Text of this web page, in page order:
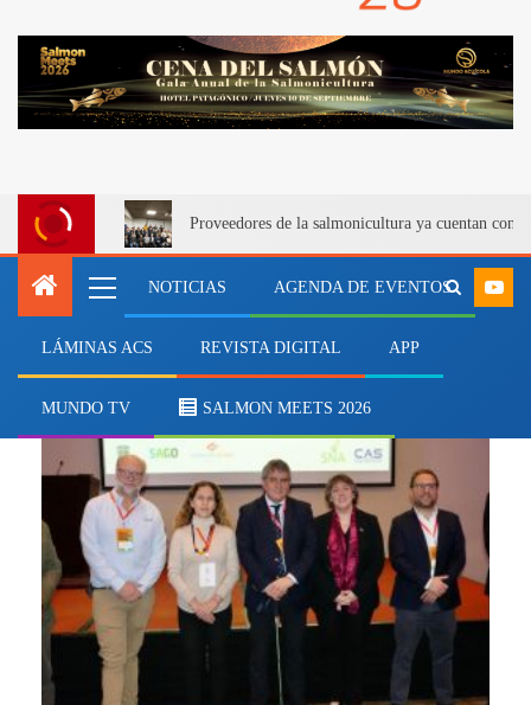
Proveedores de la salmonicultura ya cuentan con
NOTICIAS AGENDA DE EVENTOS
LÁMINAS ACS REVISTA DIGITAL APP
MUNDO TV SALMON MEETS 2026
CAS